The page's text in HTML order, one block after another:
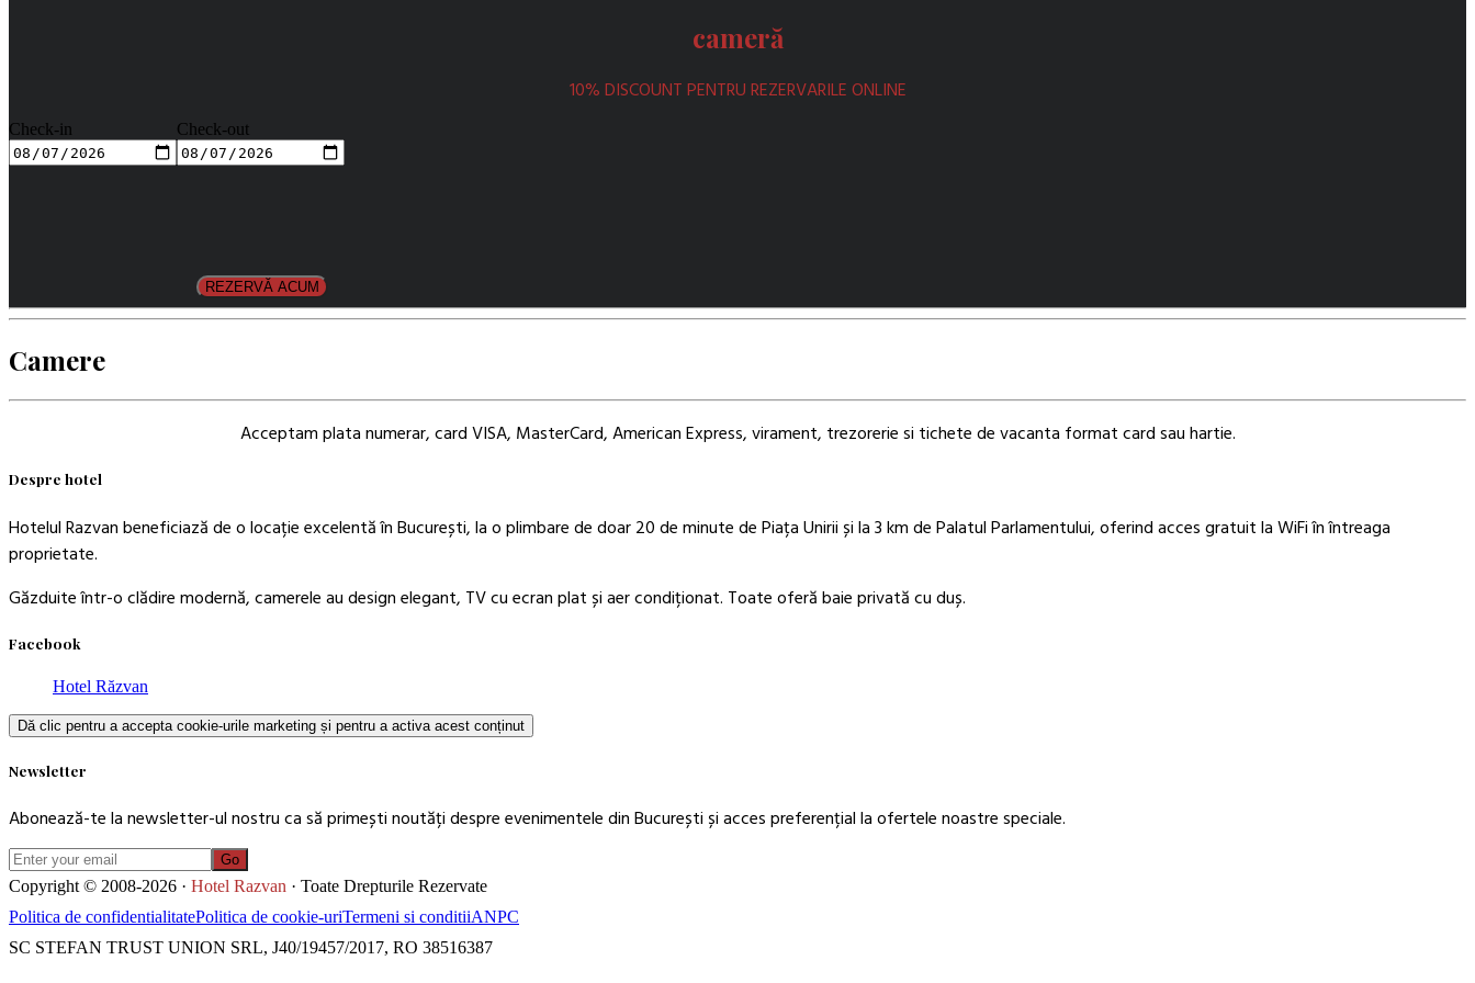
cameră
10% DISCOUNT PENTRU REZERVARILE ONLINE
Check-in Check-out
REZERVĂ ACUM
Camere
Acceptam plata numerar, card VISA, MasterCard, American Express, virament, trezorerie si tichete de vacanta format card sau hartie.
Despre hotel
Hotelul Razvan beneficiază de o locație excelentă în București, la o plimbare de doar 20 de minute de Piața Unirii și la 3 km de Palatul Parlamentului, oferind acces gratuit la WiFi în întreaga
proprietate.
Găzduite într-o clădire modernă, camerele au design elegant, TV cu ecran plat și aer condiționat. Toate oferă baie privată cu duș.
Facebook
Hotel Răzvan
Dă clic pentru a accepta cookie-urile marketing și pentru a activa acest conținut
Newsletter
Abonează-te la newsletter-ul nostru ca să primești noutăți despre evenimentele din București și acces preferențial la ofertele noastre speciale.
Go
Copyright © 2008-2026 · Hotel Razvan · Toate Drepturile Rezervate
Politica de confidentialitatePolitica de cookie-uriTermeni si conditiiANPC
SC STEFAN TRUST UNION SRL, J40/19457/2017, RO 38516387